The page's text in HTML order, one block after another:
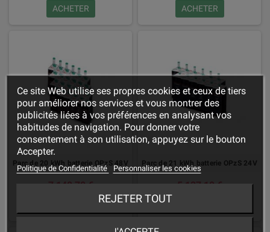
ACHETER ACHETER
Parc de 20 kWh batterie OPzS 48V
7 148,70 €
Parc de 21 kWh batterie OPzS 24V
5 137,10 €
Ce site Web utilise ses propres cookies et ceux de tiers
pour améliorer nos services et vous montrer des
publicités liées à vos préférences en analysant vos
habitudes de navigation. Pour donner votre
consentement à son utilisation, appuyez sur le bouton
Accepter.
Politique de Confidentialité Personnaliser les cookies
REJETER TOUT